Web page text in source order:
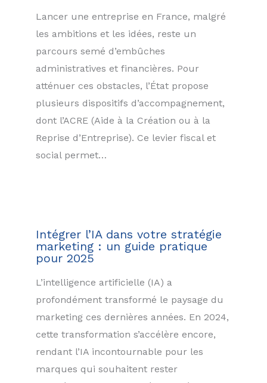
Lancer une entreprise en France, malgré
les ambitions et les idées, reste un
parcours semé d’embûches
administratives et financières. Pour
atténuer ces obstacles, l’État propose
plusieurs dispositifs d’accompagnement,
dont l’ACRE (Aide à la Création ou à la
Reprise d’Entreprise). Ce levier fiscal et
social permet…
Intégrer l’IA dans votre stratégie
marketing : un guide pratique
pour 2025
L’intelligence artificielle (IA) a
profondément transformé le paysage du
marketing ces dernières années. En 2024,
cette transformation s’accélère encore,
rendant l’IA incontournable pour les
marques qui souhaitent rester